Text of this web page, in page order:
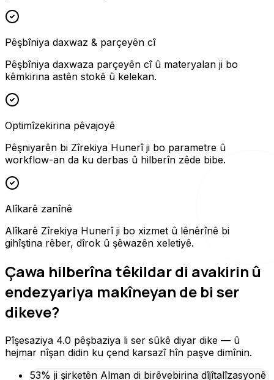
Pêşbîniya daxwaz & parçeyên cî
Pêşbîniya daxwaza parçeyên cî û materyalan ji bo
kêmkirina astên stokê û kelekan.
Optimîzekirina pêvajoyê
Pêşniyarên bi Zîrekiya Hunerî ji bo parametre û
workflow-an da ku derbas û hilberîn zêde bibe.
Alîkarê zanînê
Alîkarê Zîrekiya Hunerî ji bo xizmet û lênêrînê bi
gihîştina rêber, dîrok û şêwazên xeletiyê.
Çawa hilberîna têkildar di avakirin û
endezyariya makîneyan de bi ser
dikeve?
Pîşesaziya 4.0 pêşbaziya li ser sûkê diyar dike — û
hejmar nîşan didin ku çend karsazî hîn paşve dimînin.
53% ji şirketên Alman di birêvebirina dîjîtalîzasyonê